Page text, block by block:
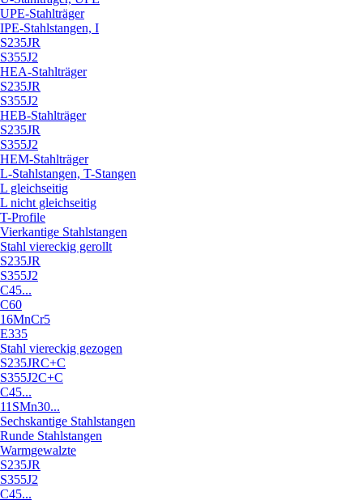
UPE-Stahlträger
IPE-Stahlstangen, I
S235JR
S355J2
HEA-Stahlträger
S235JR
S355J2
HEB-Stahlträger
S235JR
S355J2
HEM-Stahlträger
L-Stahlstangen, T-Stangen
L gleichseitig
L nicht gleichseitig
T-Profile
Vierkantige Stahlstangen
Stahl viereckig gerollt
S235JR
S355J2
C45...
C60
16MnCr5
E335
Stahl viereckig gezogen
S235JRC+C
S355J2C+C
C45...
11SMn30...
Sechskantige Stahlstangen
Runde Stahlstangen
Warmgewalzte
S235JR
S355J2
C45...